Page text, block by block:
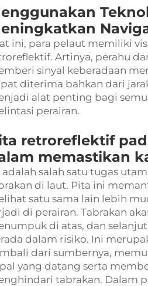
ini, para pelaut memiliki
Artinya, perahu
sinyal keberadaan
diterima bahkan dari
alat penting bagi
perairan.
retroreflektif
memastikan
adalah salah satu tugas
di laut. Pita ini
satu sama lain lebih
di perairan. Tabrakan
di atas, dan
dalam risiko. Ini
dari sumbernya,
yang datang serta
tabrakan. Dalam